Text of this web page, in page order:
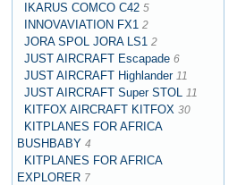
IKARUS COMCO C42 5
INNOVAVIATION FX1 2
JORA SPOL JORA LS1 2
JUST AIRCRAFT Escapade 6
JUST AIRCRAFT Highlander 11
JUST AIRCRAFT Super STOL 11
KITFOX AIRCRAFT KITFOX 30
KITPLANES FOR AFRICA
BUSHBABY 4
KITPLANES FOR AFRICA
EXPLORER 7